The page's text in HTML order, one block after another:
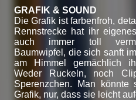
GRAFIK & SOUND
Die Grafik ist farbenfroh,
Rennstrecke hat ihr
auch immer toll
Baumwipfel, die sich sanft
am Himmel gemächlich
Weder Ruckeln, noch
Sperenzchen. Man könnte
Grafik, nur, dass sie leicht